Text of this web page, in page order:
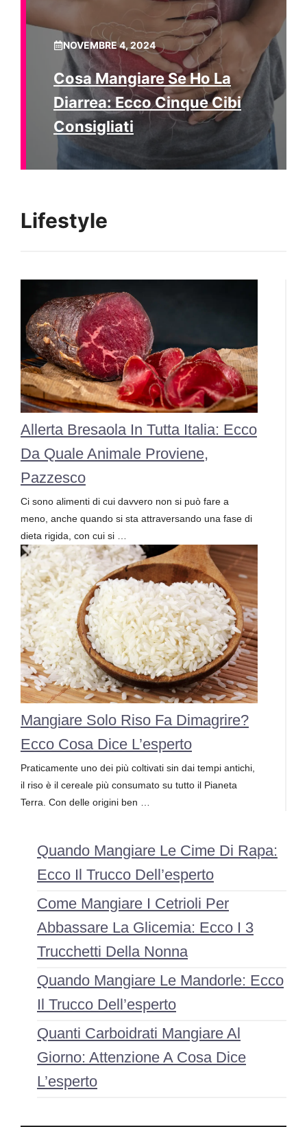
NOVEMBRE 4, 2024
Cosa Mangiare Se Ho La
Diarrea: Ecco Cinque Cibi
Consigliati
Lifestyle
Allerta Bresaola In Tutta Italia: Ecco
Da Quale Animale Proviene,
Pazzesco
Ci sono alimenti di cui davvero non si può fare a
meno, anche quando si sta attraversando una fase di
dieta rigida, con cui si …
Mangiare Solo Riso Fa Dimagrire?
Ecco Cosa Dice L’esperto
Praticamente uno dei più coltivati sin dai tempi antichi,
il riso è il cereale più consumato su tutto il Pianeta
Terra. Con delle origini ben …
Quando Mangiare Le Cime Di Rapa:
Ecco Il Trucco Dell’esperto
Come Mangiare I Cetrioli Per
Abbassare La Glicemia: Ecco I 3
Trucchetti Della Nonna
Quando Mangiare Le Mandorle: Ecco
Il Trucco Dell’esperto
Quanti Carboidrati Mangiare Al
Giorno: Attenzione A Cosa Dice
L’esperto